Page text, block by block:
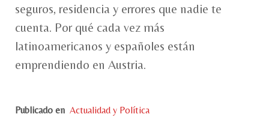
seguros, residencia y errores que nadie te
cuenta. Por qué cada vez más
latinoamericanos y españoles están
emprendiendo en Austria.
Publicado en Actualidad y Política